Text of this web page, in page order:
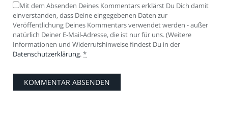
Mit dem Absenden Deines Kommentars erklärst Du Dich damit
einverstanden, dass Deine eingegebenen Daten zur
Veröffentlichung Deines Kommentars verwendet werden - außer
natürlich Deiner E-Mail-Adresse, die ist nur für uns. (Weitere
Informationen und Widerrufshinweise findest Du in der
Datenschutzerklärung. *